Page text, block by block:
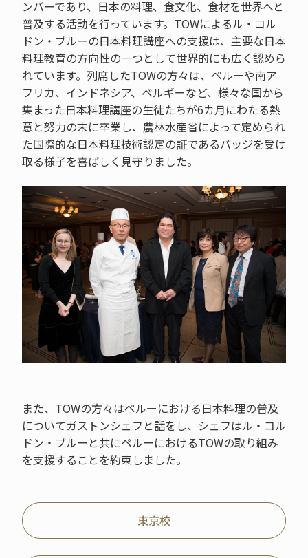
ンバーであり、日本の料理、食文化、食材を世界へと
普及する活動を行っています。TOWによるル・コル
ドン・ブルーの日本料理講座への支援は、主要な日本
料理教育の方向性の一つとして世界的にも広く認めら
れています。列席したTOWの方々は、ペルーや南ア
フリカ、インドネシア、ベルギーなど、様々な国から
集まった日本料理講座の生徒たちが6カ月にわたる熱
意と努力の末に卒業し、農林水産省によって定められ
た国際的な日本料理技術認定の証であるバッジを受け
取る様子を喜ばしく見守りました。
また、TOWの方々はペルーにおける日本料理の普及
についてガストンシェフと話をし、シェフはル・コル
ドン・ブルーと共にペルーにおけるTOWの取り組み
を支援することを約束しました。
東京校